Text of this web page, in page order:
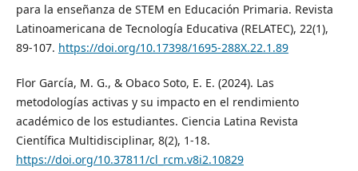
para la enseñanza de STEM en Educación Primaria. Revista
Latinoamericana de Tecnología Educativa (RELATEC), 22(1),
89-107. https://doi.org/10.17398/1695-288X.22.1.89
Flor García, M. G., & Obaco Soto, E. E. (2024). Las
metodologías activas y su impacto en el rendimiento
académico de los estudiantes. Ciencia Latina Revista
Científica Multidisciplinar, 8(2), 1-18.
https://doi.org/10.37811/cl_rcm.v8i2.10829